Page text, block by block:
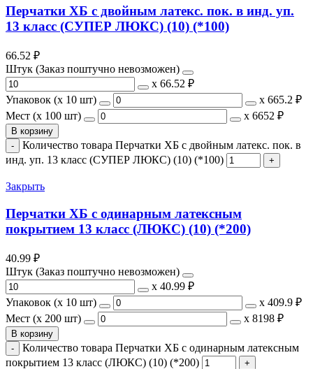
Перчатки ХБ с двойным латекс. пок. в инд. уп.
13 класс (СУПЕР ЛЮКС) (10) (*100)
66.52 ₽
Штук (Заказ поштучно невозможен)
х 66.52 ₽
Упаковок (x 10 шт)
х 665.2 ₽
Мест (x 100 шт)
х 6652 ₽
В корзину
Количество товара Перчатки ХБ с двойным латекс. пок. в
инд. уп. 13 класс (СУПЕР ЛЮКС) (10) (*100)
Закрыть
Перчатки ХБ с одинарным латексным
покрытием 13 класс (ЛЮКС) (10) (*200)
40.99 ₽
Штук (Заказ поштучно невозможен)
х 40.99 ₽
Упаковок (x 10 шт)
х 409.9 ₽
Мест (x 200 шт)
х 8198 ₽
В корзину
Количество товара Перчатки ХБ с одинарным латексным
покрытием 13 класс (ЛЮКС) (10) (*200)